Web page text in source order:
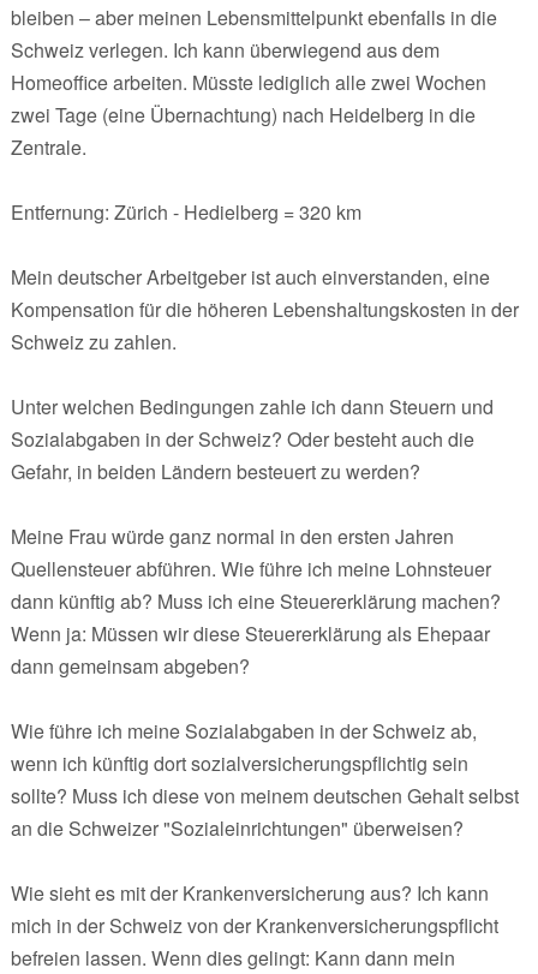
bleiben – aber meinen Lebensmittelpunkt ebenfalls in die
Schweiz verlegen. Ich kann überwiegend aus dem
Homeoffice arbeiten. Müsste lediglich alle zwei Wochen
zwei Tage (eine Übernachtung) nach Heidelberg in die
Zentrale.
Entfernung: Zürich - Hedielberg = 320 km
Mein deutscher Arbeitgeber ist auch einverstanden, eine
Kompensation für die höheren Lebenshaltungskosten in der
Schweiz zu zahlen.
Unter welchen Bedingungen zahle ich dann Steuern und
Sozialabgaben in der Schweiz? Oder besteht auch die
Gefahr, in beiden Ländern besteuert zu werden?
Meine Frau würde ganz normal in den ersten Jahren
Quellensteuer abführen. Wie führe ich meine Lohnsteuer
dann künftig ab? Muss ich eine Steuererklärung machen?
Wenn ja: Müssen wir diese Steuererklärung als Ehepaar
dann gemeinsam abgeben?
Wie führe ich meine Sozialabgaben in der Schweiz ab,
wenn ich künftig dort sozialversicherungspflichtig sein
sollte? Muss ich diese von meinem deutschen Gehalt selbst
an die Schweizer "Sozialeinrichtungen" überweisen?
Wie sieht es mit der Krankenversicherung aus? Ich kann
mich in der Schweiz von der Krankenversicherungspflicht
befreien lassen. Wenn dies gelingt: Kann dann mein